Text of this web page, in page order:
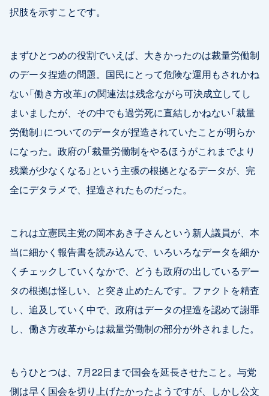
択肢を示すことです。
まずひとつめの役割でいえば、大きかったのは裁量労働制
のデータ捏造の問題。国民にとって危険な運用もされかね
ない「働き方改革」の関連法は残念ながら可決成立してし
まいましたが、その中でも過労死に直結しかねない「裁量
労働制」についてのデータが捏造されていたことが明らか
になった。政府の「裁量労働制をやるほうがこれまでより
残業が少なくなる」という主張の根拠となるデータが、完
全にデタラメで、捏造されたものだった。
これは立憲民主党の岡本あき子さんという新人議員が、本
当に細かく報告書を読み込んで、いろいろなデータを細か
くチェックしていくなかで、どうも政府の出しているデー
タの根拠は怪しい、と突き止めたんです。ファクトを精査
し、追及していく中で、政府はデータの捏造を認めて謝罪
し、働き方改革からは裁量労働制の部分が外されました。
もうひとつは、7月22日まで国会を延長させたこと。与党
側は早く国会を切り上げたかったようですが、しかし公文